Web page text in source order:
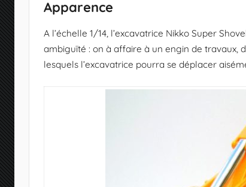
Apparence
A l’échelle 1/14, l’excavatrice Nikko Super
ambiguïté : on à affaire à un engin de travaux,
lesquels l’excavatrice pourra se déplacer